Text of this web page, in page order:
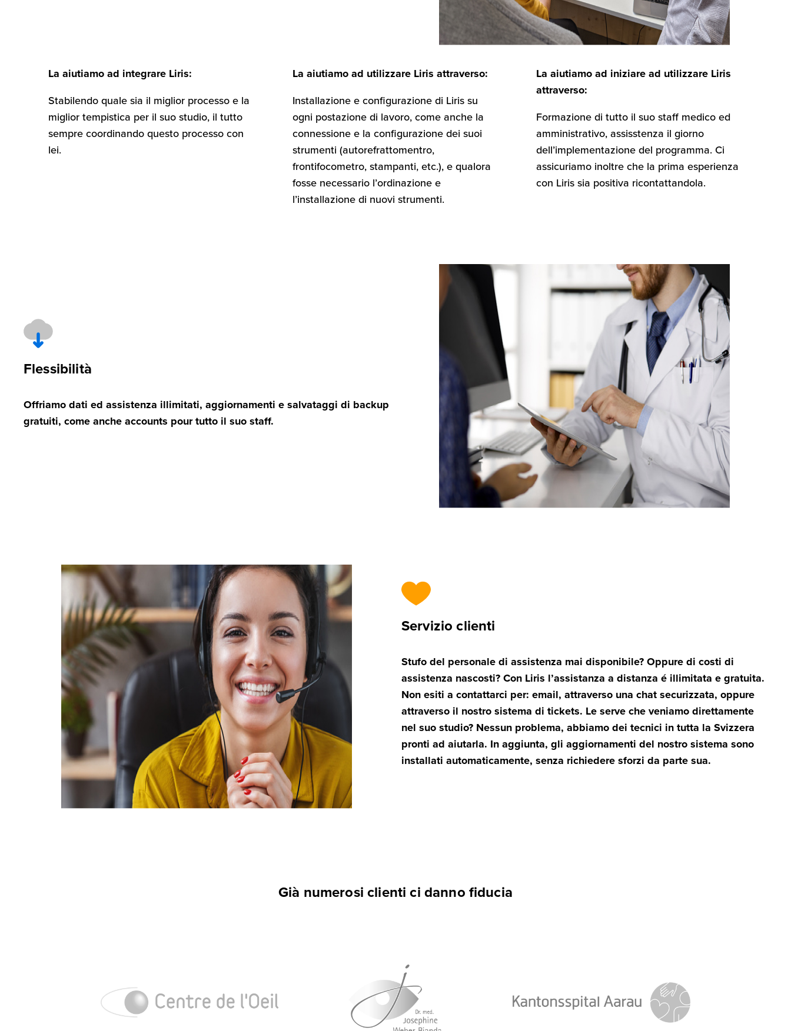
La aiutiamo ad integrare Liris:
Stabilendo quale sia il miglior processo e la
miglior tempistica per il suo studio, il tutto
sempre coordinando questo processo con
lei.
La aiutiamo ad utilizzare Liris attraverso:
Installazione e configurazione di Liris su
ogni postazione di lavoro, come anche la
connessione e la configurazione dei suoi
strumenti (autorefrattomentro,
frontifocometro, stampanti, etc.), e qualora
fosse necessario l’ordinazione e
l’installazione di nuovi strumenti.
La aiutiamo ad iniziare ad utilizzare Liris
attraverso:
Formazione di tutto il suo staff medico ed
amministrativo, assisstenza il giorno
dell’implementazione del programma. Ci
assicuriamo inoltre che la prima esperienza
con Liris sia positiva ricontattandola.
Flessibilità
Offriamo dati ed assistenza illimitati, aggiornamenti e salvataggi di backup
gratuiti, come anche accounts pour tutto il suo staff.
Servizio clienti
Stufo del personale di assistenza mai disponibile? Oppure di costi di
assistenza nascosti? Con Liris l’assistanza a distanza é illimitata e gratuita.
Non esiti a contattarci per: email, attraverso una chat securizzata, oppure
attraverso il nostro sistema di tickets. Le serve che veniamo direttamente
nel suo studio? Nessun problema, abbiamo dei tecnici in tutta la Svizzera
pronti ad aiutarla. In aggiunta, gli aggiornamenti del nostro sistema sono
installati automaticamente, senza richiedere sforzi da parte sua.
Già numerosi clienti ci danno fiducia